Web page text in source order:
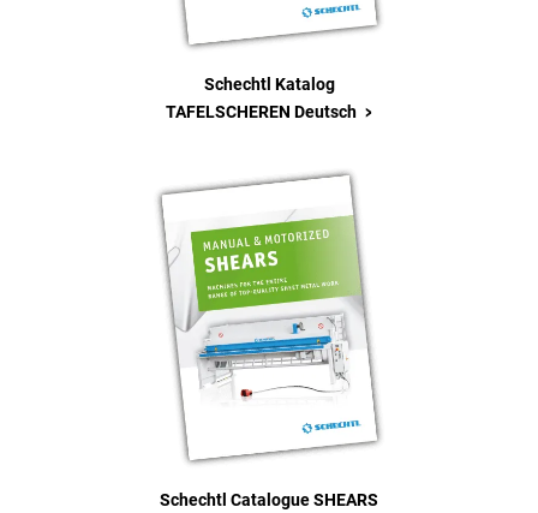
Schechtl Katalog
TAFELSCHEREN Deutsch >
Schechtl Catalogue SHEARS